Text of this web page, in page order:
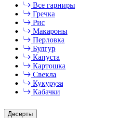
Все гарниры
Гречка
Рис
Макароны
Перловка
Булгур
Капуста
Картошка
Свекла
Кукуруза
Кабачки
Десерты